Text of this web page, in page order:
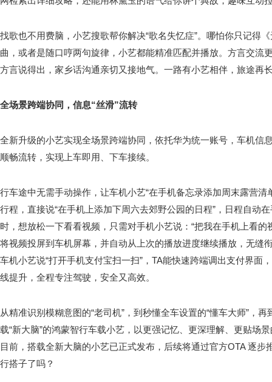
找歌也不用费脑，小艺搜歌帮你解决“歌名失忆症”。哪怕你只记得
曲，或者是随口哼两句旋律，小艺都能精准匹配并播放。方言交流
方言说得出，家乡话沟通亲切又接地气。一路有小艺相伴，旅途再
全场景跨端协同 ，信息“丝滑”流转
全新升级的小艺实现全场景跨端协同，依托华为统一账号，车机信
顺畅流转，实现上车即用、下车接续。
行车途中无需手动操作，让车机小艺“在手机备忘录添加周末露营清
行程，直接说“在手机上添加下周六去郊野公园的日程”，日程自动
时，想放松一下看看视频，只需对手机小艺说：“把我在手机上看的
将视频投屏到车机屏幕，并自动从上次的播放进度继续播放，无缝
车机小艺说“打开手机支付宝扫一扫”，TA能快速跨端调出支付界面
线提升，全程专注驾驶，安全又高效。
从精准识别模糊意图的“老司机”，到秒懂全车设置的“懂车大师”，
载“新大脑”的鸿蒙智行车载小艺，以更强记忆、更深理解、更贴场
目前，搭载全新大脑的小艺已正式发布，后续将通过官方OTA 逐步
行搭子了吗？